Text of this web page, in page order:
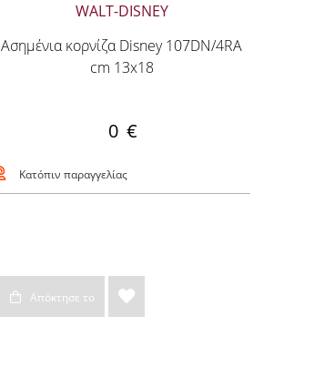
WALT-DISNEY
Ασημένια κορνίζα Disney 107DN/4RA
cm 13x18
0 €
Κατόπιν παραγγελίας
Απόκτησε το